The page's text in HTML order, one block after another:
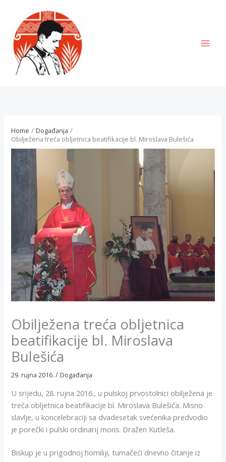
content
Home
Događanja
Obilježena treća obljetnica beatifikacije bl. Miroslava Bulešića
Obilježena treća obljetnica
beatifikacije bl. Miroslava
Bulešića
29. rujna 2016./ Događanja
U srijedu, 28. rujna 2016., u pulskoj prvostolnici obilježena je
treća obljetnica beatifikacije bl. Miroslava Bulešića. Misno
slavlje, u koncelebraciji sa dvadesetak svećenika predvodio
je porečki i pulski ordinarij mons. Dražen Kutleša.
Biskup je u prigodnoj homiliji, tumačeći dnevno čitanje iz